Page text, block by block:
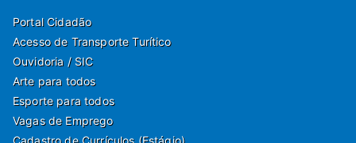
Portal Cidadão
Acesso de Transporte Turítico
Ouvidoria / SIC
Arte para todos
Esporte para todos
Vagas de Emprego